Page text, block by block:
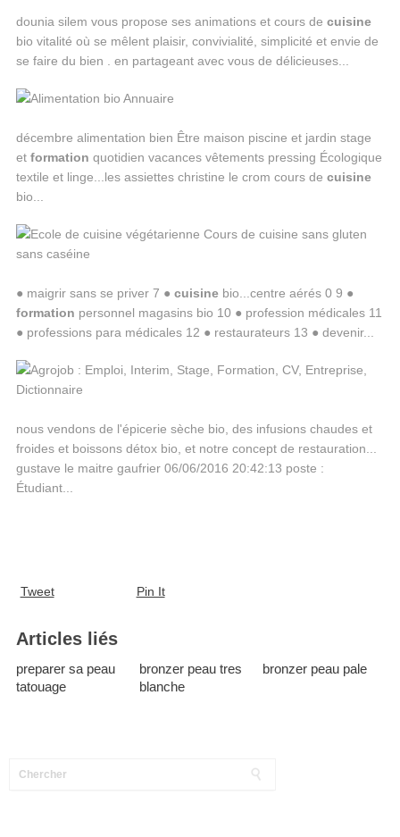
dounia silem vous propose ses animations et cours de cuisine
bio vitalité où se mêlent plaisir, convivialité, simplicité et envie de
se faire du bien . en partageant avec vous de délicieuses...
décembre alimentation bien Être maison piscine et jardin stage
et formation quotidien vacances vêtements pressing Écologique
textile et linge...les assiettes christine le crom cours de cuisine
bio...
● maigrir sans se priver 7 ● cuisinebio...centre aérés 0 9 ●
formation personnel magasins bio 10 ● profession médicales 11
● professions para médicales 12 ● restaurateurs 13 ● devenir...
nous vendons de l'épicerie sèche bio, des infusions chaudes et
froides et boissons détox bio, et notre concept de restauration...
gustave le maitre gaufrier 06/06/2016 20:42:13 poste :
Étudiant...
Tweet Pin It
Articles liés
preparer sa peau
tatouage
bronzer peau tres
blanche
bronzer peau pale